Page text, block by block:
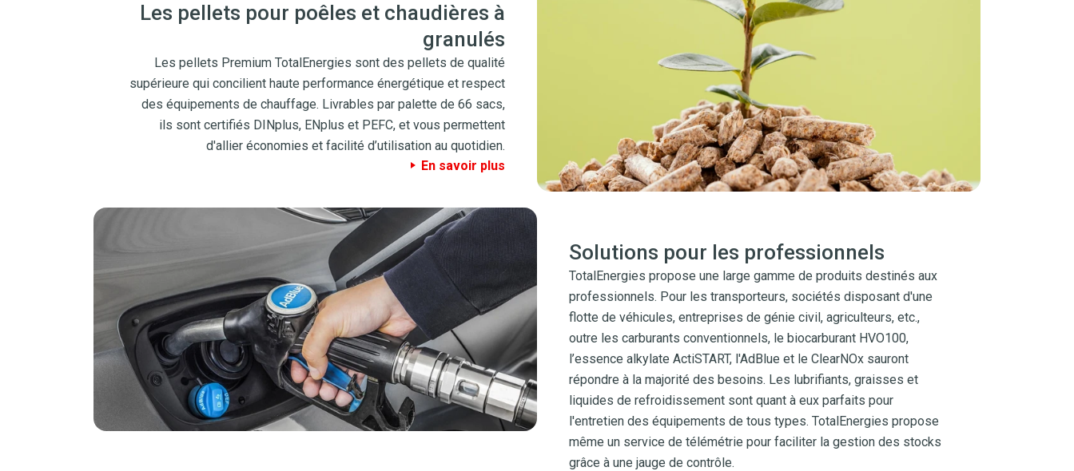
Les pellets pour poêles et chaudières à
granulés
Les pellets Premium TotalEnergies sont des pellets de qualité
supérieure qui concilient haute performance énergétique et respect
des équipements de chauffage. Livrables par palette de 66 sacs,
ils sont certifiés DINplus, ENplus et PEFC, et vous permettent
d'allier économies et facilité d’utilisation au quotidien.
En savoir plus
Solutions pour les professionnels
TotalEnergies propose une large gamme de produits destinés aux
professionnels. Pour les transporteurs, sociétés disposant d'une
flotte de véhicules, entreprises de génie civil, agriculteurs, etc.,
outre les carburants conventionnels, le biocarburant HVO100,
l’essence alkylate ActiSTART, l'AdBlue et le ClearNOx sauront
répondre à la majorité des besoins. Les lubrifiants, graisses et
liquides de refroidissement sont quant à eux parfaits pour
l'entretien des équipements de tous types. TotalEnergies propose
même un service de télémétrie pour faciliter la gestion des stocks
grâce à une jauge de contrôle.